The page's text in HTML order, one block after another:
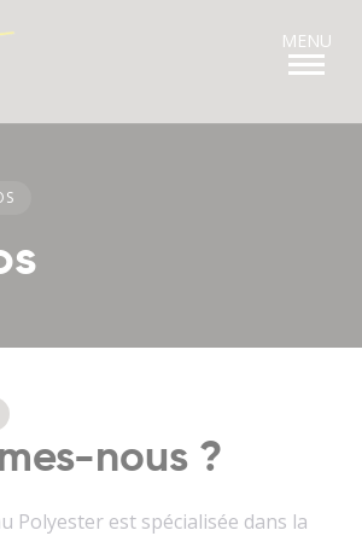
nous ?
Polyester est spécialisée dans la